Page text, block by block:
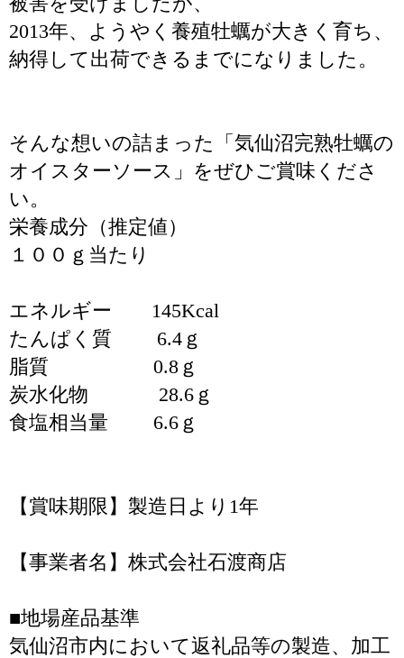
2013年、ようやく養殖牡蠣が大きく育ち、
納得して出荷できるまでになりました。
そんな想いの詰まった「気仙沼完熟牡蠣の
オイスターソース」をぜひご賞味くださ
い。
栄養成分（推定値）
１００ｇ当たり
エネルギー 145Kcal
たんぱく質 6.4ｇ
脂質 0.8ｇ
炭水化物 28.6ｇ
食塩相当量 6.6ｇ
【賞味期限】製造日より1年
【事業者名】株式会社石渡商店
■地場産品基準
気仙沼市内において返礼品等の製造、加工